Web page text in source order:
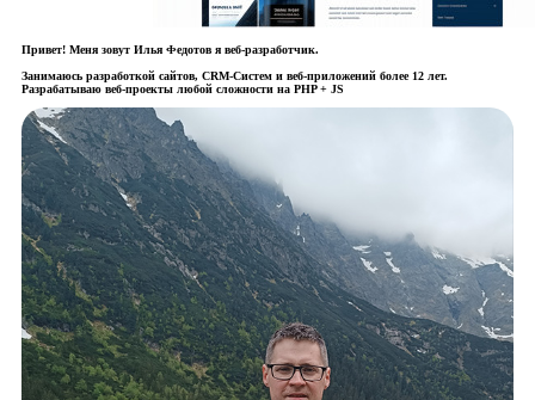
Привет! Меня зовут Илья Федотов я веб-разработчик.
Занимаюсь разработкой сайтов, CRM-Систем и веб-приложений более 12 лет.
Разрабатываю веб-проектылюбой сложности на PHP + JS